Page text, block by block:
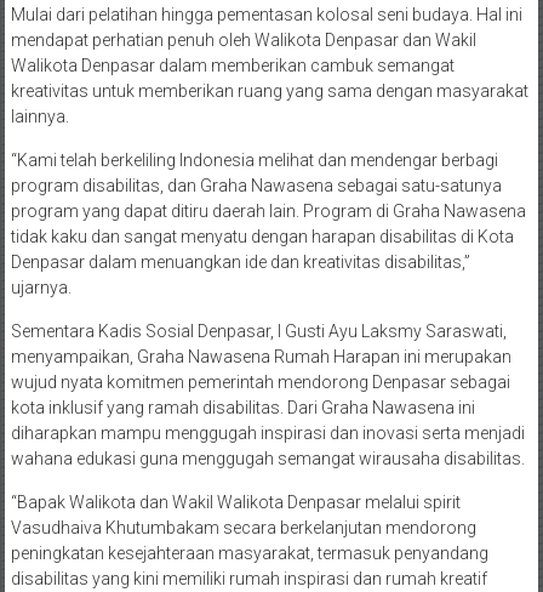
Mulai dari pelatihan hingga pementasan kolosal seni budaya. Hal ini
mendapat perhatian penuh oleh Walikota Denpasar dan Wakil
Walikota Denpasar dalam memberikan cambuk semangat
kreativitas untuk memberikan ruang yang sama dengan masyarakat
lainnya.
“Kami telah berkeliling Indonesia melihat dan mendengar berbagi
program disabilitas, dan Graha Nawasena sebagai satu-satunya
program yang dapat ditiru daerah lain. Program di Graha Nawasena
tidak kaku dan sangat menyatu dengan harapan disabilitas di Kota
Denpasar dalam menuangkan ide dan kreativitas disabilitas,”
ujarnya.
Sementara Kadis Sosial Denpasar, I Gusti Ayu Laksmy Saraswati,
menyampaikan, Graha Nawasena Rumah Harapan ini merupakan
wujud nyata komitmen pemerintah mendorong Denpasar sebagai
kota inklusif yang ramah disabilitas. Dari Graha Nawasena ini
diharapkan mampu menggugah inspirasi dan inovasi serta menjadi
wahana edukasi guna menggugah semangat wirausaha disabilitas.
“Bapak Walikota dan Wakil Walikota Denpasar melalui spirit
Vasudhaiva Khutumbakam secara berkelanjutan mendorong
peningkatan kesejahteraan masyarakat, termasuk penyandang
disabilitas yang kini memiliki rumah inspirasi dan rumah kreatif